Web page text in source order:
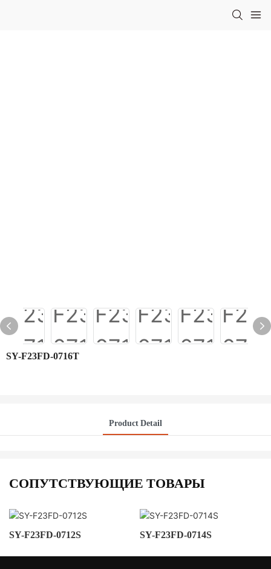
SY-F23FD-0716T
Product Detail
СОПУТСТВУЮЩИЕ ТОВАРЫ
SY-F23FD-0712S SY-F23FD-0714S